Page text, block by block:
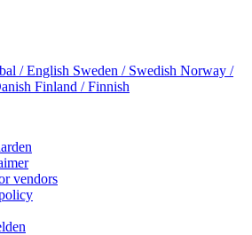
/ English Sweden / Swedish Norway /
Finland / Finnish
vendors